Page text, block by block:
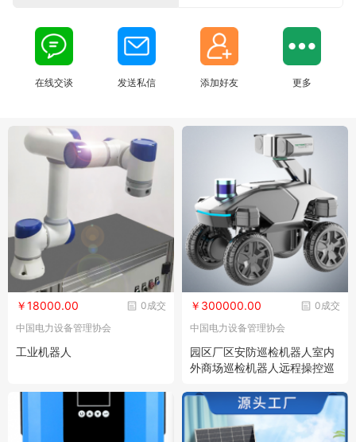
在线交谈 发送私信 添加好友 更多
0成交
￥18000.00
中国电力设备管理协会
工业机器人
0成交
￥300000.00
中国电力设备管理协会
园区厂区安防巡检机器人室内
外商场巡检机器人远程操控巡